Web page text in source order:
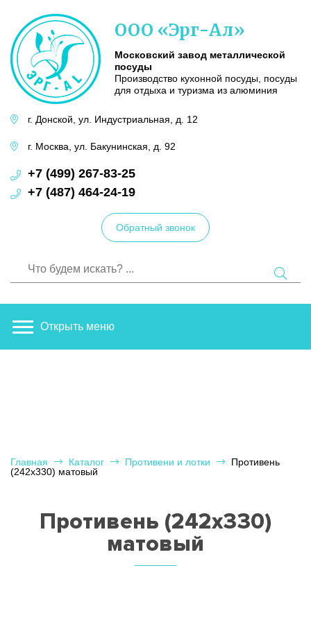
завод
посуды
ООО «Эрг-Ал»
Московский завод металлической
посуды
Производство кухонной посуды, посуды
для отдыха и туризма из алюминия
г. Донской, ул. Индустриальная, д. 12
г. Москва, ул. Бакунинская, д. 92
+7 (499) 267-83-25
+7 (487) 464-24-19
Обратный звонок
Открыть меню
Главная Каталог Противени и лотки
Противень
(242х330) матовый
Противень (242х330)
матовый